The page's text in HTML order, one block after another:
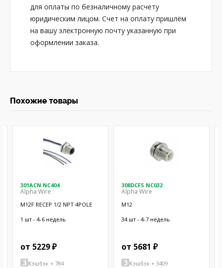
для оплаты по безналичному расчету
юридическим лицом. Счет на оплату пришлём
на вашу электронную почту указанную при
оформлении заказа.
Похожие товары
301ACN NC404
Alpha Wire
M12F RECEP 1/2 NPT 4POLE
1 шт - 4-6 недель
от 5229 ₽
Кэшбэк + 784
308DCFS NC032
Alpha Wire
M12
34 шт - 4-7 недель
от 5681 ₽
Кэшбэк + 3409